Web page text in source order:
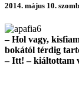
2014. május 10.
– Hol vagy,
bokától térdig
– Itt! – kiáltottam